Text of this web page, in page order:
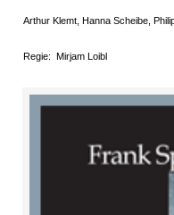
Arthur Klemt, Hanna Scheibe,
Regie: Mirjam Loibl